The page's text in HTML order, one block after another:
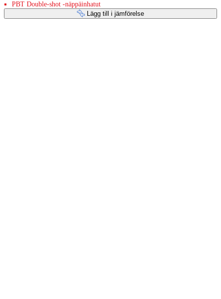
PBT Double-shot -näppäinhatut
Lägg till i jämförelse